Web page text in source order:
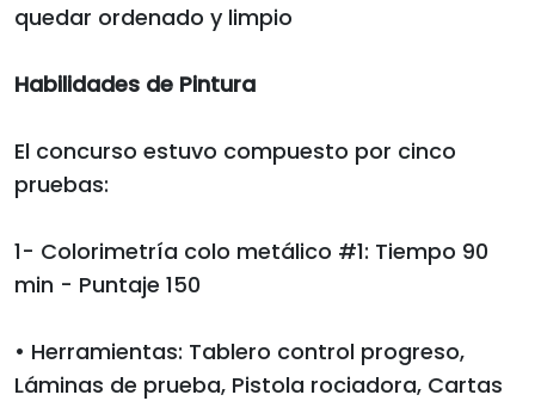
quedar ordenado y limpio
Habilidades de Pintura
El concurso estuvo compuesto por cinco
pruebas:
1- Colorimetría colo metálico #1: Tiempo 90
min - Puntaje 150
• Herramientas: Tablero control progreso,
Láminas de prueba, Pistola rociadora, Cartas